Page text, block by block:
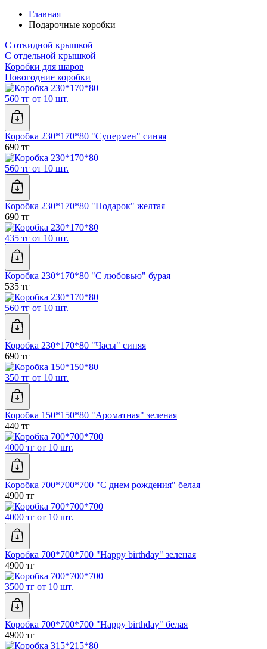
Главная
Подарочные коробки
С откидной крышкой
С отдельной крышкой
Коробки для шаров
Новогодние коробки
560 тг от 10 шт.
Коробка 230*170*80 "Супермен" синяя
690 тг
560 тг от 10 шт.
Коробка 230*170*80 "Подарок" желтая
690 тг
435 тг от 10 шт.
Коробка 230*170*80 "С любовью" бурая
535 тг
560 тг от 10 шт.
Коробка 230*170*80 "Часы" синяя
690 тг
350 тг от 10 шт.
Коробка 150*150*80 "Ароматная" зеленая
440 тг
4000 тг от 10 шт.
Коробка 700*700*700 "С днем рождения" белая
4900 тг
4000 тг от 10 шт.
Коробка 700*700*700 "Happy birthday" зеленая
4900 тг
3500 тг от 10 шт.
Коробка 700*700*700 "Happy birthday" белая
4900 тг